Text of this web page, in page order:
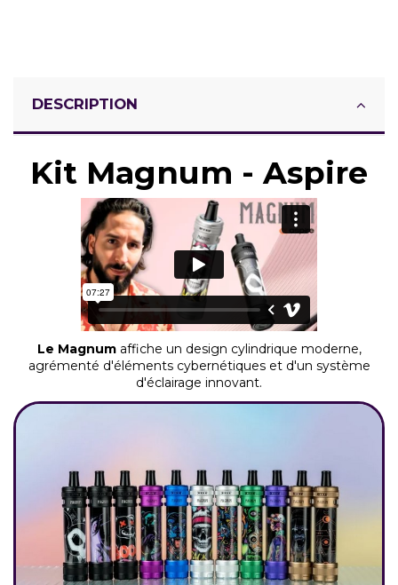
DESCRIPTION
Kit Magnum - Aspire
Le Magnumaffiche un design cylindrique moderne,
agrémenté d'éléments cybernétiques et d'un système
d'éclairage innovant.